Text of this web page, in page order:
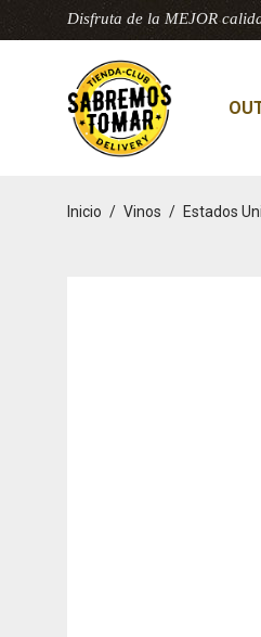
Disfruta de la MEJOR
Inicio / Vinos / Estados